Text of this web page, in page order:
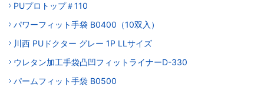
PUプロトップ＃110
パワーフィット手袋 B0400（10双入）
川西 PUドクター グレー 1P LLサイズ
ウレタン加工手袋凸凹フィットライナーD-330
パームフィット手袋 B0500